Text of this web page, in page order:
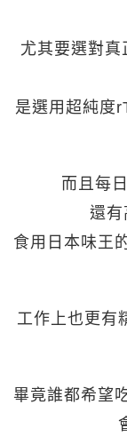
尤其要選對
是選用超純度
而且每
還
食用日本味王
工作上也更有
畢竟誰都希望